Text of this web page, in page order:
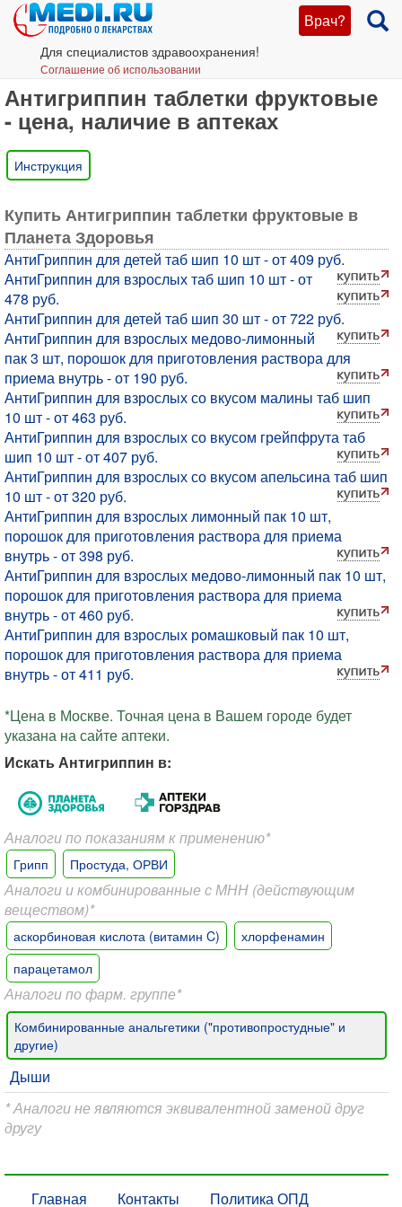
Врач?
Для специалистов здравоохранения!
Соглашение об использовании
Антигриппин таблетки фруктовые
- цена, наличие в аптеках
Инструкция
Купить Антигриппин таблетки фруктовые в
Планета Здоровья
АнтиГриппин для детей таб шип 10 шт - от 409 руб.
АнтиГриппин для взрослых таб шип 10 шт - от
478 руб.
АнтиГриппин для детей таб шип 30 шт - от 722 руб.
АнтиГриппин для взрослых медово-лимонный
пак 3 шт, порошок для приготовления раствора для
приема внутрь - от 190 руб.
АнтиГриппин для взрослых со вкусом малины таб шип
10 шт - от 463 руб.
АнтиГриппин для взрослых со вкусом грейпфрута таб
шип 10 шт - от 407 руб.
АнтиГриппин для взрослых со вкусом апельсина таб шип
10 шт - от 320 руб.
АнтиГриппин для взрослых лимонный пак 10 шт,
порошок для приготовления раствора для приема
внутрь - от 398 руб.
АнтиГриппин для взрослых медово-лимонный пак 10 шт,
порошок для приготовления раствора для приема
внутрь - от 460 руб.
АнтиГриппин для взрослых ромашковый пак 10 шт,
порошок для приготовления раствора для приема
внутрь - от 411 руб.
*Цена в Москве. Точная цена в Вашем городе будет
указана на сайте аптеки.
Искать Антигриппин в:
Аналоги по показаниям к применению*
Грипп Простуда, ОРВИ
Аналоги и комбинированные с МНН (действующим
веществом)*
аскорбиновая кислота (витамин C)
хлорфенамин
парацетамол
Аналоги по фарм. группе*
Комбинированные анальгетики ("противопростудные" и
другие)
Дыши
* Аналоги не являются эквивалентной заменой друг
другу
Главная Контакты Политика ОПД